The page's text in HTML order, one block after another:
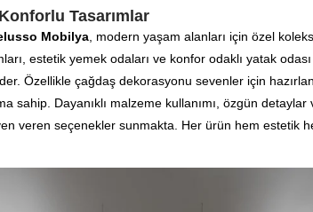
Tasarımlar
Mobilya, modern yaşam alanları için özel
estetik yemek odaları ve konfor odaklı yatak
Özellikle çağdaş dekorasyonu sevenler için
sahip. Dayanıklı malzeme kullanımı, özgün detaylar
veren seçenekler sunmakta. Her ürün hem estetik